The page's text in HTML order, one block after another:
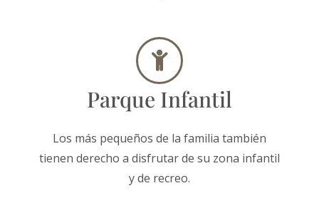
Parque Infantil
Los más pequeños de la familia también
tienen derecho a disfrutar de su zona infantil
y de recreo.